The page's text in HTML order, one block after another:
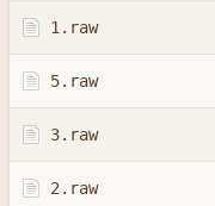
1.raw
5.raw
3.raw
2.raw